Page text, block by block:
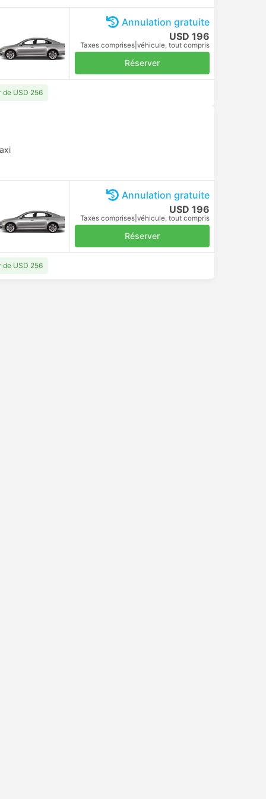
Annulation gratuite
USD 196
Taxes comprises véhicule, tout compris
Réserver
de USD 256
Annulation gratuite
USD 196
Taxes comprises véhicule, tout compris
Réserver
de USD 256